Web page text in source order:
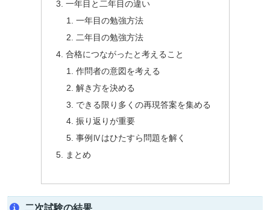
一年目と二年目の違い
一年目の勉強方法
二年目の勉強方法
合格につながったと考えること
作問者の意図を考える
解き方を決める
できる限り多くの再現答案を集める
振り返りが重要
事例Ⅳはひたすら問題を解く
まとめ